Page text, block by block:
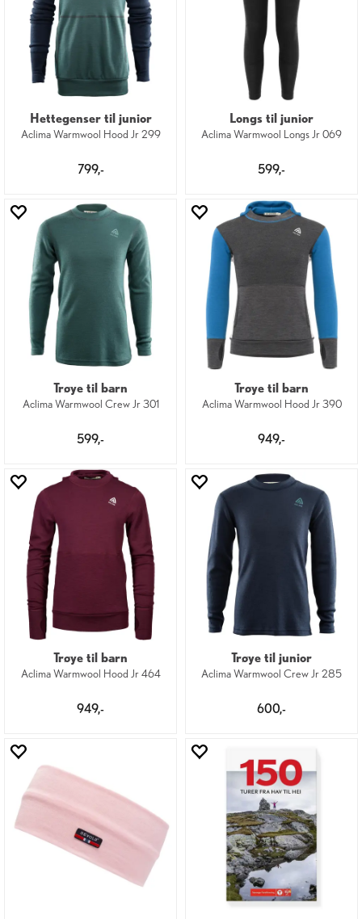
Hettegenser til junior
Aclima Warmwool Hood Jr 299
799,-
Longs til junior
Aclima Warmwool Longs Jr 069
599,-
Trøye til barn
Aclima Warmwool Crew Jr 301
599,-
Trøye til barn
Aclima Warmwool Hood Jr 390
949,-
Trøye til barn
Aclima Warmwool Hood Jr 464
949,-
Trøye til junior
Aclima Warmwool Crew Jr 285
600,-